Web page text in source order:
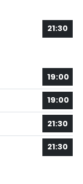
21:30
19:00
19:00
21:30
21:30